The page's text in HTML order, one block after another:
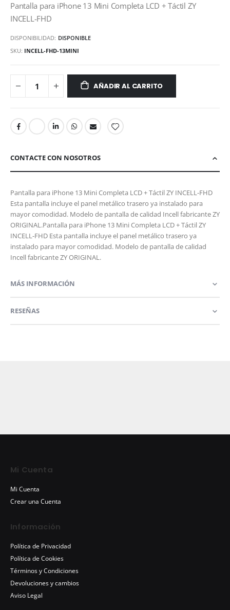
Pantalla para iPhone 13 Mini Completa LCD + Táctil ZY
INCELL-FHD
DISPONIBILIDAD: DISPONIBLE
SKU INCELL-FHD-13MINI
AÑADIR AL CARRITO
CONTACTE CON NOSOTROS
Pantalla para iPhone 13 Mini Completa LCD + Táctil ZY INCELL-FHD
Esta pantalla incluye el panel metálico trasero ya instalado para
mayor comodidad. Modelo de pantalla de calidad Incell fabricante ZY
ORIGINAL.Pantalla para iPhone 13 Mini Completa LCD + Táctil ZY
INCELL-FHD Esta pantalla incluye el panel metálico trasero ya
instalado para mayor comodidad. Modelo de pantalla de calidad
Incell fabricante ZY ORIGINAL.
MÁS INFORMACIÓN
RESEÑAS
Mi Cuenta
Mi Cuenta
Crear una Cuenta
Información
Política de Privacidad
Política de Cookies
Términos y Condiciones
Devoluciones y cambios
Aviso Legal